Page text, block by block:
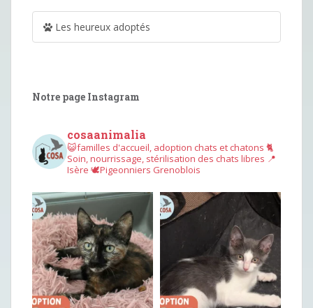
Les heureux adoptés
Notre page Instagram
cosaanimalia
😺familles d'accueil, adoption chats et chatons 🐈
Soin, nourrissage, stérilisation des chats libres 📍
Isère 🕊︎Pigeonniers Grenoblois